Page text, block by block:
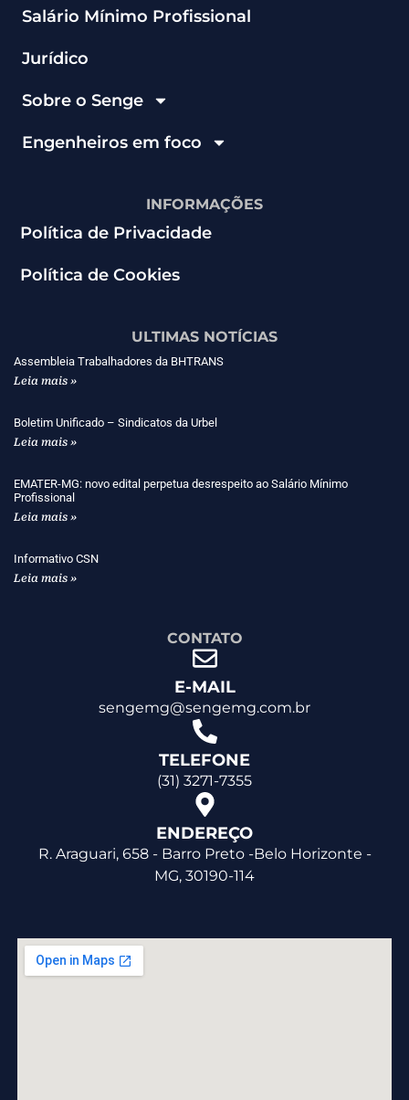
Salário Mínimo Profissional
Jurídico
Sobre o Senge
Engenheiros em foco
INFORMAÇÕES
Política de Privacidade
Política de Cookies
ULTIMAS NOTÍCIAS
Assembleia Trabalhadores da BHTRANS
Leia mais »
Boletim Unificado – Sindicatos da Urbel
Leia mais »
EMATER-MG: novo edital perpetua desrespeito ao Salário Mínimo
Profissional
Leia mais »
Informativo CSN
Leia mais »
CONTATO
E-MAIL
sengemg@sengemg.com.br
TELEFONE
(31) 3271-7355
ENDEREÇO
R. Araguari, 658 - Barro Preto -Belo Horizonte -
MG, 30190-114